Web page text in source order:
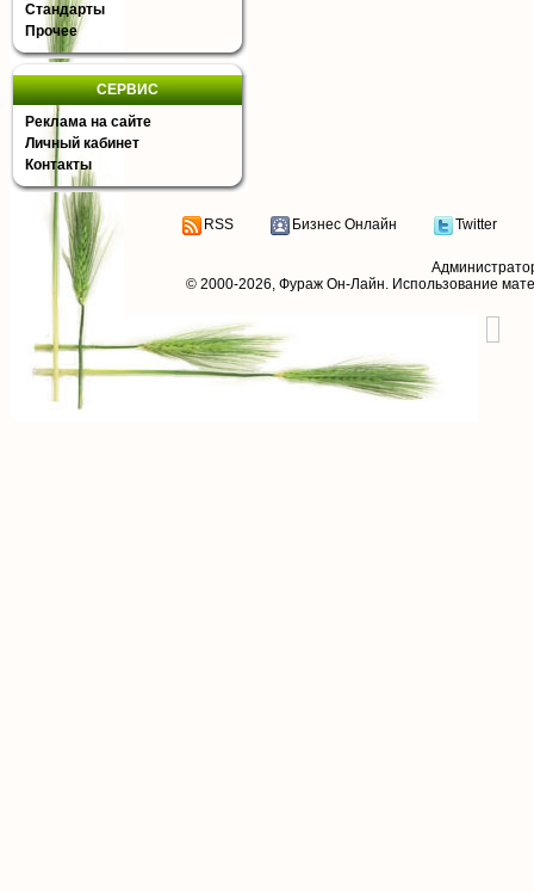
Стандарты
Прочее
СЕРВИС
Реклама на сайте
Личный кабинет
Контакты
RSS Бизнес Онлайн Twitter
© 2000-2026, Фураж Он-Лайн. Использование